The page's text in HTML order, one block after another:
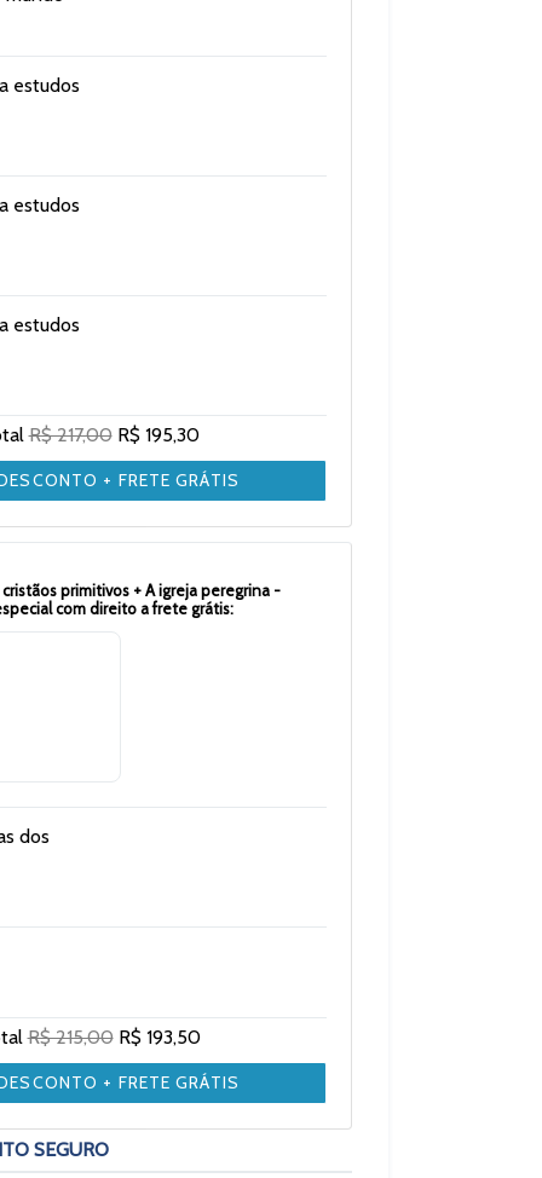
estudos
estudos
estudos
R$ 217,00 R$ 195,30
+ FRETE GRÁTIS
primitivos + A igreja peregrina -
com direito a frete grátis:
dos
R$ 215,00 R$ 193,50
+ FRETE GRÁTIS
SEGURO